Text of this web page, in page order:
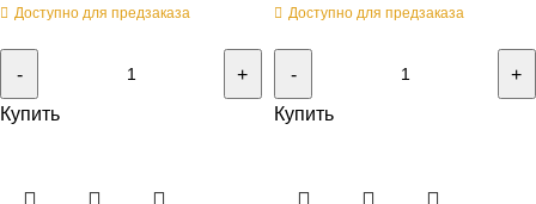
Доступно для предзаказа
Купить
Доступно для предзаказа
Купить